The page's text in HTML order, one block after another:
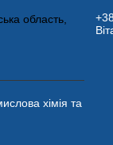
область,
хімія та